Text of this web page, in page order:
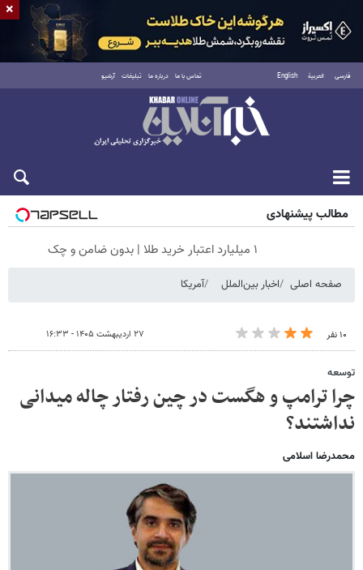
فارسی العربية English تماس با ما درباره ما تبلیغات آرشیو
جمعه ۱۶ مرداد ۱۴۰۵
مطالب پیشنهادی
۱ میلیارد اعتبار خرید طلا | بدون ضامن و چک
صفحه اصلی اخبار بین‌الملل آمریکا
۱۰ نفر ۲۷ اردیبهشت ۱۴۰۵ - ۱۶:۳۳
توسعه
چرا ترامپ و هگست در چین رفتار چاله میدانی
نداشتند؟
محمدرضا اسلامی
×